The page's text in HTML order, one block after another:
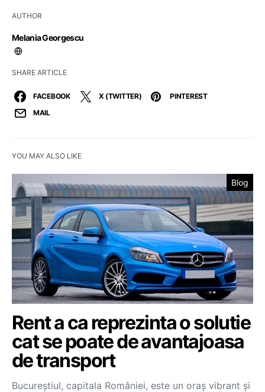
AUTHOR
Melania Georgescu
SHARE ARTICLE
FACEBOOK X (TWITTER)
PINTEREST
MAIL
YOU MAY ALSO LIKE
Blog
Rent a ca reprezinta o solutie
cat se poate de avantajoasa
de transport
Bucureștiul, capitala României, este un oraș vibrant și